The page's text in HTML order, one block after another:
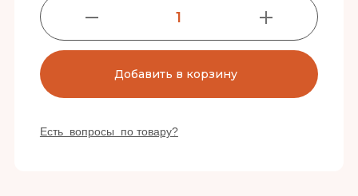
1
Добавить в корзину
Есть вопросы по товару?